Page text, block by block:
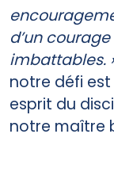
d’un
imbattables.
notre défi
esprit du
notre maître